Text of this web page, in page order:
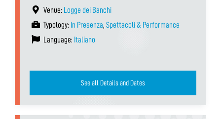
Venue: Logge dei Banchi
Typology: In Presenza, Spettacoli & Performance
Language: Italiano
See all Details and Dates